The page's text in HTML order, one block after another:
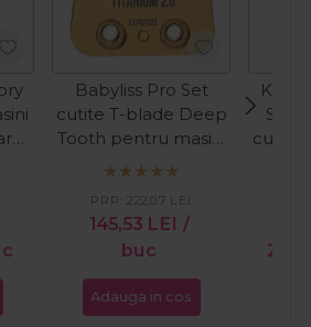
Babyliss Pro Set
cutite T-blade Deep
Tooth pentru masini
de contur - Titanium
145,53 LEI /
buc
PRP: 222,07 LEI
Adauga in cos